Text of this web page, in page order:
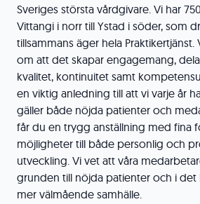
Sveriges största vårdgivare. Vi har
Vittangi i norr till Ystad i söder, som
tillsammans äger hela
om att det skapar engagemang,
kvalitet, kontinuitet samt
en viktig anledning till att vi varje år
gäller både nöjda patienter och
får du en trygg anställning med fina
möjligheter till både personlig och
utveckling. Vi vet att våra
grunden till nöjda patienter och i
mer välmående samhälle.